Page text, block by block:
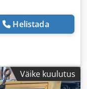
Helistada
Väike kuulutus